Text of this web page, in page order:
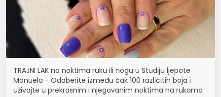
TRAJNI LAK na noktima ruku ili nogu u Studiju ljepote
Manuela - Odaberite između čak 100 različitih boja i
uživajte u prekrasnim i njegovanim noktima na rukama